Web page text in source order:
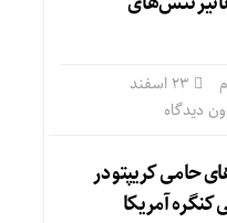
دیدگاه
حامی کریپتو در
کنگره آمریکا